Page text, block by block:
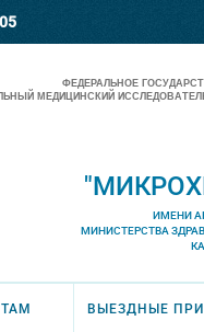
ФЕДЕРАЛЬНОЕ
МЕДИЦИНСКИЙ
ИМЕНИ
МИНИСТЕРСТВА
ВЫЕЗДНЫЕ